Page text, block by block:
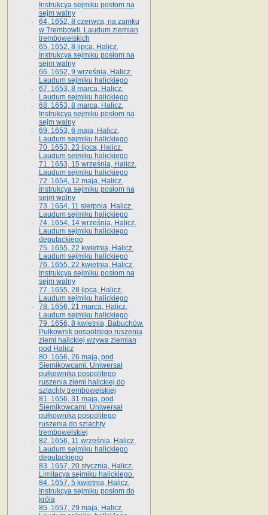
Instrukcya sejmiku postom na
sejm walny
64. 1652, 8 czerwca, na zamku
w Trembowli. Laudum ziemian
trembowelskich
65. 1652, 8 lipca, Halicz.
Instrukcya sejmiku posłom na
sejm walny
66. 1652, 9 września, Halicz.
Laudum sejmiku halickiego
67. 1653, 8 marca, Halicz.
Laudum sejmiku halickiego
68. 1653, 8 marca, Halicz.
Instrukcya sejmiku posłom na
sejm walny
69. 1653, 6 maja, Halicz.
Laudum sejmiku halickiego
70. 1653, 23 lipca, Halicz.
Laudum sejmiku halickiego
71. 1653, 15 września, Halicz.
Laudum sejmiku halickiego
72. 1654, 12 maja, Halicz.
Instrukcya sejmiku posłom na
sejm walny
73. 1654, 11 sierpnia, Halicz.
Laudum sejmiku halickiego
74. 1654, 14 września, Halicz.
Laudum sejmiku halickiego
deputackiego
75. 1655, 22 kwietnia, Halicz.
Laudum sejmiku halickiego
76. 1655, 22 kwietnia, Halicz.
Instrukcya sejmiku posłom na
sejm walny
77. 1655, 28 lipca, Halicz.
Laudum sejmiku halickiego
78. 1656, 21 marca, Halicz.
Laudum sejmiku halickiego
79. 1656, 8 kwietnia, Babuchów.
Pułkownik pospolitego ruszenia
ziemi halickiej wzywa ziemian
pod Halicz
80. 1656, 26 maja, pod
Siemikowcami. Uniwersał
pułkownika pospolitego
ruszenia ziemi halickiej do
szlachty trembowelskiej
81. 1656, 31 maja, pod
Siemikowcami. Uniwersał
pułkownika pospolitego
ruszenia do szlachty
trembowelskiej
82. 1656, 11 września, Halicz.
Laudum sejmiku halickiego
deputackiego
83. 1657, 20 stycznia, Halicz.
Limitacya sejmiku halickiego.
84. 1657, 5 kwietnia, Halicz.
Instrukcya sejmiku posłom do
króla
85. 1657, 29 maja, Halicz.